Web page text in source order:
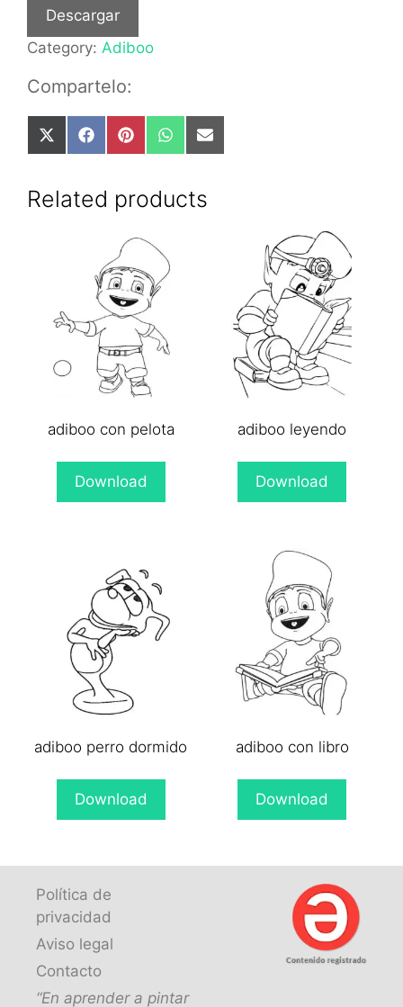
Descargar
Category: Adiboo
Compartelo:
Share
on
(Twitter)
Share
on
Share
on
Share
on
Share
on
Related products
adiboo con pelota
Download
adiboo leyendo
Download
adiboo perro dormido
Download
adiboo con libro
Download
Política de
privacidad
Aviso legal
Contacto
“En aprender a pintar